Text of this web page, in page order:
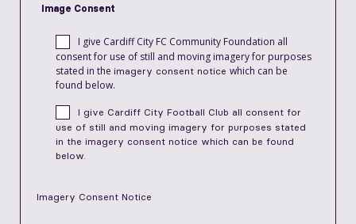
Image Consent
I give Cardiff City FC Community Foundation all
consent for use of still and moving imagery for purposes
stated in the imagery consent notice which can be
found below.
I give Cardiff City Football Club all consent for
use of still and moving imagery for purposes stated
in the imagery consent notice which can be found
below.
Imagery Consent Notice